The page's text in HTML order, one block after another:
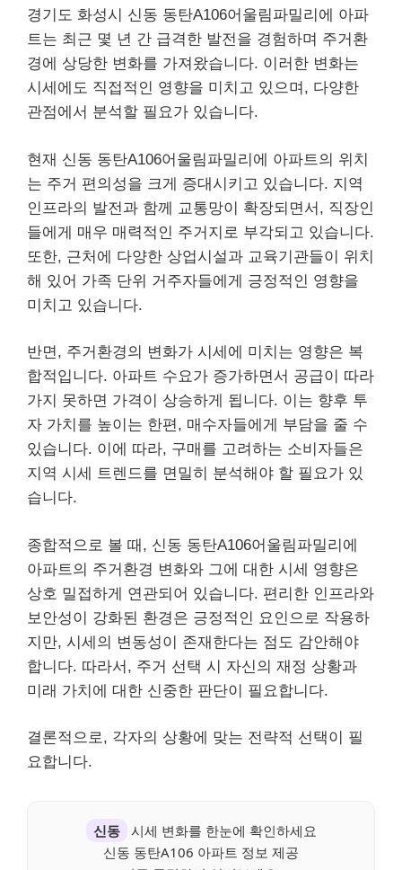
경기도 화성시 신동 동탄A106어울림파밀리에 아파
트는 최근 몇 년 간 급격한 발전을 경험하며 주거환
경에 상당한 변화를 가져왔습니다. 이러한 변화는
시세에도 직접적인 영향을 미치고 있으며, 다양한
관점에서 분석할 필요가 있습니다.
현재 신동 동탄A106어울림파밀리에 아파트의 위치
는 주거 편의성을 크게 증대시키고 있습니다. 지역
인프라의 발전과 함께 교통망이 확장되면서, 직장인
들에게 매우 매력적인 주거지로 부각되고 있습니다.
또한, 근처에 다양한 상업시설과 교육기관들이 위치
해 있어 가족 단위 거주자들에게 긍정적인 영향을
미치고 있습니다.
반면, 주거환경의 변화가 시세에 미치는 영향은 복
합적입니다. 아파트 수요가 증가하면서 공급이 따라
가지 못하면 가격이 상승하게 됩니다. 이는 향후 투
자 가치를 높이는 한편, 매수자들에게 부담을 줄 수
있습니다. 이에 따라, 구매를 고려하는 소비자들은
지역 시세 트렌드를 면밀히 분석해야 할 필요가 있
습니다.
종합적으로 볼 때, 신동 동탄A106어울림파밀리에
아파트의 주거환경 변화와 그에 대한 시세 영향은
상호 밀접하게 연관되어 있습니다. 편리한 인프라와
보안성이 강화된 환경은 긍정적인 요인으로 작용하
지만, 시세의 변동성이 존재한다는 점도 감안해야
합니다. 따라서, 주거 선택 시 자신의 재정 상황과
미래 가치에 대한 신중한 판단이 필요합니다.
결론적으로, 각자의 상황에 맞는 전략적 선택이 필
요합니다.
신동
시세 변화를 한눈에 확인하세요
신동 동탄A106 아파트 정보 제공